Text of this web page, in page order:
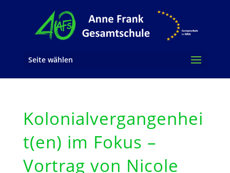
Seite wählen
Kolonialvergangenhei
t(en) im Fokus –
Vortrag von Nicole